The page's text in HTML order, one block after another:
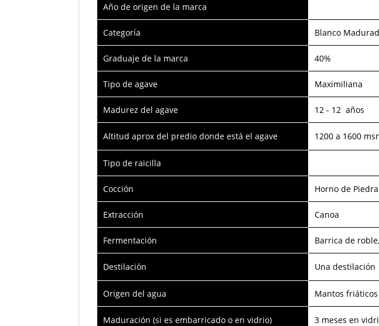
Año de origen de la marca
Categoría Blanco
Graduaje de la marca 40%
Tipo de agave Maximiliana
Madurez del agave 12 - 12 años
Altitud aprox del predio donde está el agave 1200 a 1600
Tipo de raicilla
Cocción Horno de Piedra
Extracción Canoa
Fermentación Barrica de
Destilación Una destilación
Origen del agua Mantos friáticos
Maduración (si es embarricado o en vidrio) 3 meses en